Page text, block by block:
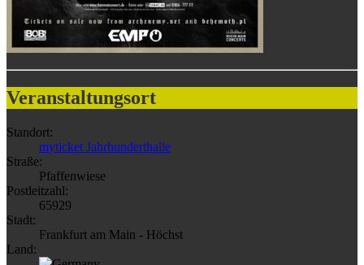
Veranstaltungsort
Standort:
myticket Jahrhunderthalle
Straße:
Pfaffenwiese
Postleitzahl:
65929
Stadt:
Frankfurt am Main - Höchst
Land: